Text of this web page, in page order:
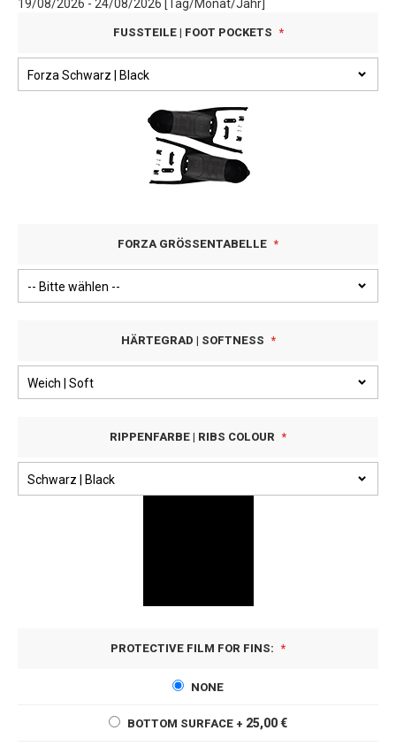
19/08/2026 - 24/08/2026 [Tag/Monat/Jahr]
FUSSTEILE | FOOT POCKETS
FORZA GRÖSSENTABELLE
HÄRTEGRAD | SOFTNESS
RIPPENFARBE | RIBS COLOUR
PROTECTIVE FILM FOR FINS:
NONE
BOTTOM SURFACE + 25,00 €